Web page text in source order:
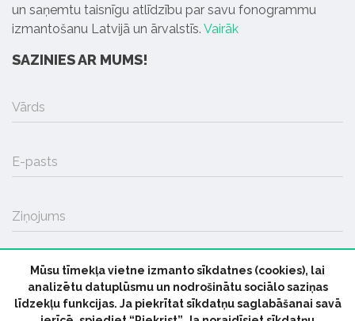
un saņemtu taisnīgu atlīdzību par savu fonogrammu
izmantošanu Latvijā un ārvalstīs. Vairāk
SAZINIES AR MUMS!
Vārds
E-pasts
Ziņojums
SŪTĪT
Mūsu tīmekļa vietne izmanto sīkdatnes (cookies), lai
analizētu datuplūsmu un nodrošinātu sociālo saziņas
līdzekļu funkcijas. Ja piekrītat sīkdatņu saglabāšanai savā